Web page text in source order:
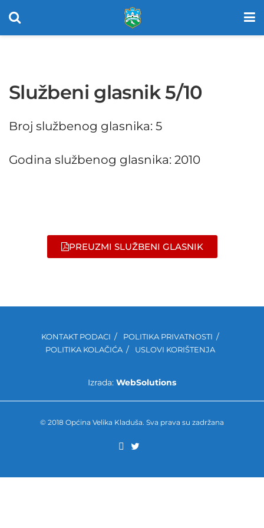
Službeni glasnik 5/10
Broj službenog glasnika: 5
Godina službenog glasnika: 2010
PREUZMI SLUŽBENI GLASNIK
KONTAKT PODACI
POLITIKA PRIVATNOSTI
POLITIKA KOLAČIĆA
USLOVI KORIŠTENJA
Izrada: WebSolutions
© 2018 Općina Velika Kladuša. Sva prava su zadržana